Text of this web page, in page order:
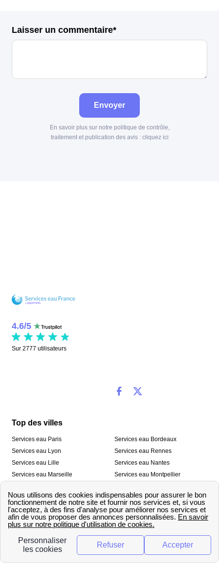
Laisser un commentaire*
Envoyer
En savoir plus sur notre politique de contrôle,
traitement et publication des avis : cliquez ici
4.6/5
Sur 2777 utilisateurs
Top des villes
Services eau Paris
Services eau Lyon
Services eau Lille
Services eau Marseille
Services eau Toulon
Services eau Bordeaux
Services eau Rennes
Services eau Nantes
Services eau Montpellier
Services eau Strasbourg
Nos outils
🛁 Simulateur consommation eau
💧 Comparer les fournisseurs
d’eau